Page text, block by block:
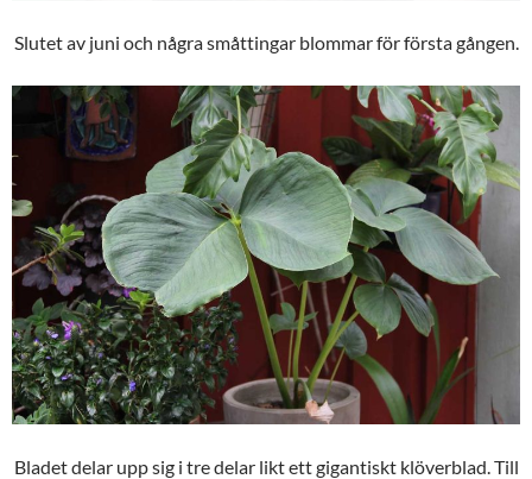
Slutet av juni och några småttingar blommar för första gången.
Bladet delar upp sig i tre delar likt ett gigantiskt klöverblad. Till